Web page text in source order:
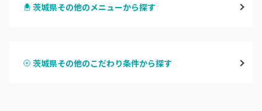
つくば・土浦・石岡
茨城県その他のメニューから探す
ハンドスカルプ
茨城県その他のこだわり条件から探す